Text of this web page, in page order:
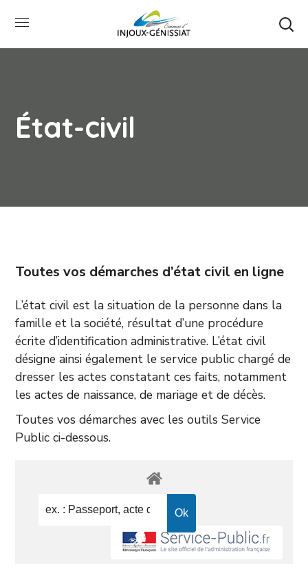
État-civil
Toutes vos démarches d’état civil en ligne
L’état civil est la situation de la personne dans la
famille et la société, résultat d’une procédure
écrite d’identification administrative. L’état civil
désigne ainsi également le service public chargé de
dresser les actes constatant ces faits, notamment
les actes de naissance, de mariage et de décès.
Toutes vos démarches avec les outils Service
Public ci-dessous.